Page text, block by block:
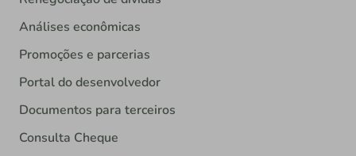
Análises econômicas
Promoções e parcerias
Portal do desenvolvedor
Documentos para terceiros
Consulta Cheque